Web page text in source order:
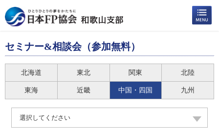
セミナー&相談会（参加無料）
北海道 東北 関東 北陸
東海 近畿 中国・四国 九州
選択してください